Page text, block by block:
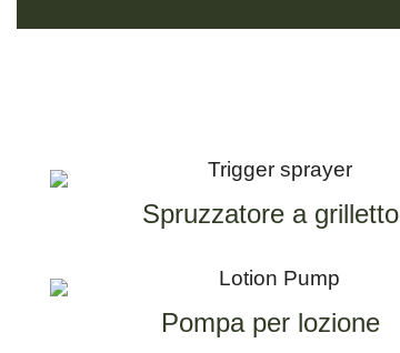
Spruzzatore a grilletto
Pompa per lozione